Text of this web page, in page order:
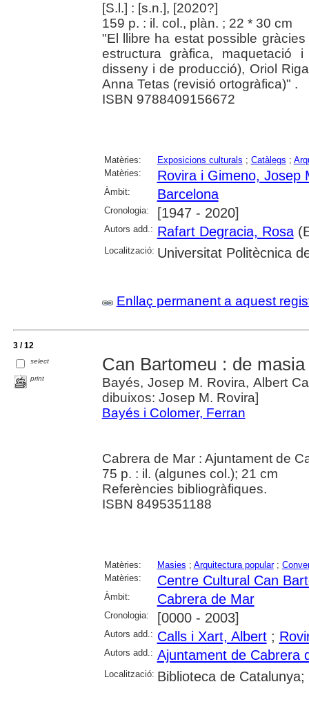
[S.l.] : [s.n.], [2020?]
159 p. : il. col., plàn. ; 22 * 30 cm
"El llibre ha estat possible
estructura gràfica, maquetació
disseny i de producció), Oriol
Anna Tetas (revisió ortogràfica)" .
ISBN 9788409156672
Matèries: Exposicions culturals ; Catàlegs ;
Matèries:
Rovira i Gimeno, Josep
Àmbit: Barcelona
Cronologia: [1947 - 2020]
Autors add.: Rafart Degracia, Rosa
Localització: Universitat Politècnica
Enllaç permanent a aquest
3 / 12
select
print
Can Bartomeu : de
Bayés, Josep M. Rovira, Albert
dibuixos: Josep M. Rovira]
Bayés i Colomer, Ferran
Cabrera de Mar : Ajuntament de
75 p. : il. (algunes col.); 21 cm
Referències bibliogràfiques.
ISBN 8495351188
Matèries: Masies ; Arquitectura popular;
Matèries:
Centre Cultural Can
Àmbit: Cabrera de Mar
Cronologia: [0000 - 2003]
Autors add.: Calls i Xart, Albert;
Autors add.: Ajuntament de Cabrera
Localització: Biblioteca de